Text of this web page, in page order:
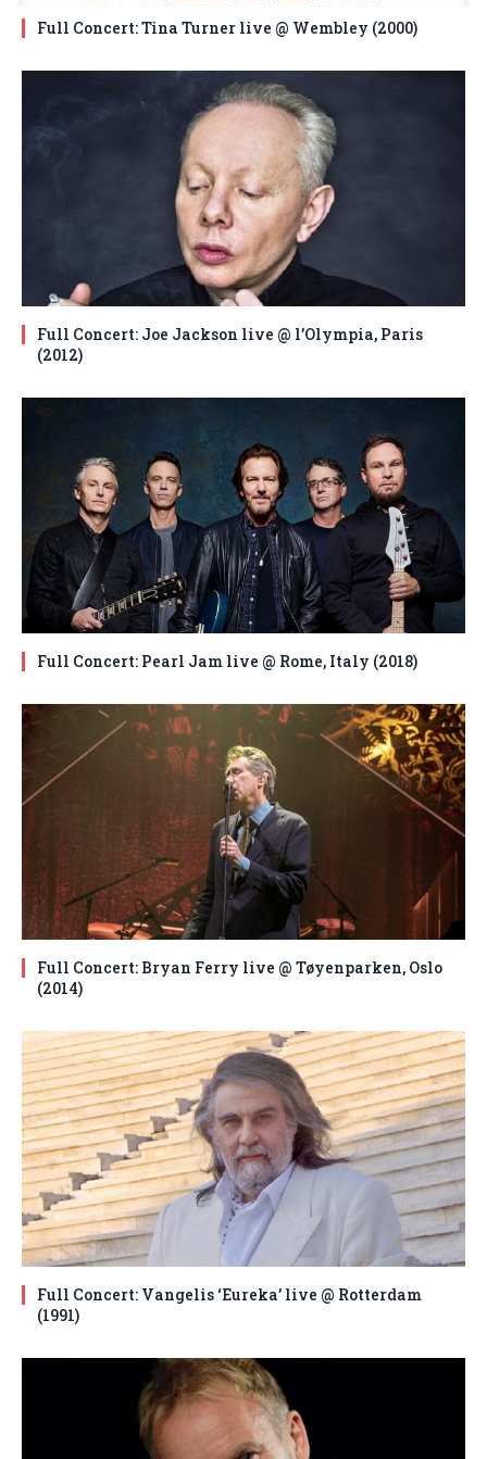
Full Concert: Tina Turner live @ Wembley (2000)
Full Concert: Joe Jackson live @ l’Olympia, Paris
(2012)
Full Concert: Pearl Jam live @ Rome, Italy (2018)
Full Concert: Bryan Ferry live @ Tøyenparken, Oslo
(2014)
Full Concert: Vangelis ‘Eureka’ live @ Rotterdam
(1991)